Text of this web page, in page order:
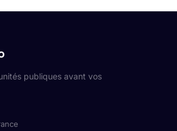
publiques avant vos